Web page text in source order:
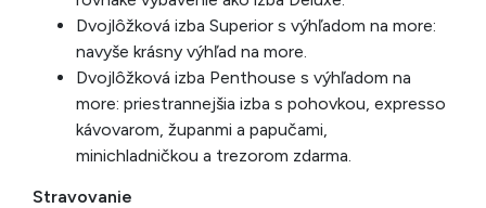
Dvojlôžková izba Superior s výhľadom na more:
navyše krásny výhľad na more.
Dvojlôžková izba Penthouse s výhľadom na
more: priestrannejšia izba s pohovkou, expresso
kávovarom, županmi a papučami,
minichladničkou a trezorom zdarma.
Stravovanie